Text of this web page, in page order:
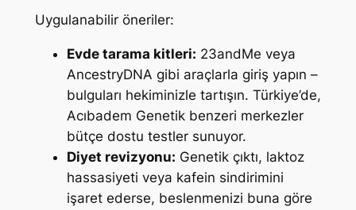
Uygulanabilir öneriler:
Evde tarama kitleri: 23andMe veya
AncestryDNA gibi araçlarla giriş yapın –
bulguları hekiminizle tartışın. Türkiye’de,
Acıbadem Genetik benzeri merkezler
bütçe dostu testler sunuyor.
Diyet revizyonu: Genetik çıktı, laktoz
hassasiyeti veya kafein sindirimini
işaret ederse, beslenmenizi buna göre